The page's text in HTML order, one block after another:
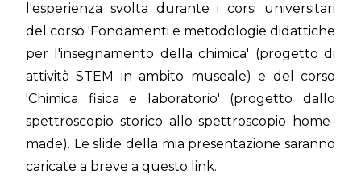
l'esperienza svolta durante i corsi universitari
del corso 'Fondamenti e metodologie didattiche
per l'insegnamento della chimica' (progetto di
attività STEM in ambito museale) e del corso
'Chimica fisica e laboratorio' (progetto dallo
spettroscopio storico allo spettroscopio home-
made). Le slide della mia presentazione saranno
caricate a breve a questo link.